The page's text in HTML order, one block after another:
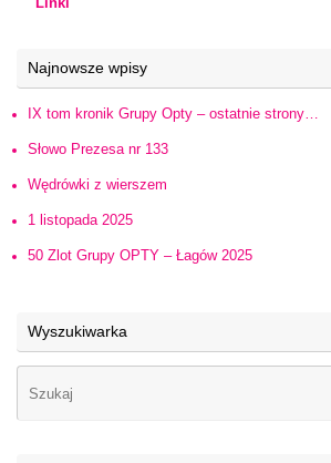
Linki
Najnowsze wpisy
IX tom kronik Grupy Opty – ostatnie strony…
Słowo Prezesa nr 133
Wędrówki z wierszem
1 listopada 2025
50 Zlot Grupy OPTY – Łagów 2025
Wyszukiwarka